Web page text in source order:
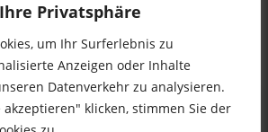
Privatsphäre
um Ihr Surferlebnis zu
Anzeigen oder Inhalte
Datenverkehr zu analysieren.
akzeptieren" klicken, stimmen Sie der
SCHWEIZ TÄTIG
Kundenbewertungen und Erfahrungen zu
Egora GmbH
MANGELHAFT